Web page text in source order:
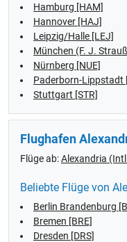
Hamburg [HAM]
Hannover [HAJ]
Leipzig/Halle [LEJ]
München (F. J.
Nürnberg [NUE]
Paderborn-Lippstadt
Stuttgart [STR]
Flughafen
Flüge ab:Alexandria
Beliebte Flüge von
Berlin Brandenburg
Bremen [BRE]
Dresden [DRS]